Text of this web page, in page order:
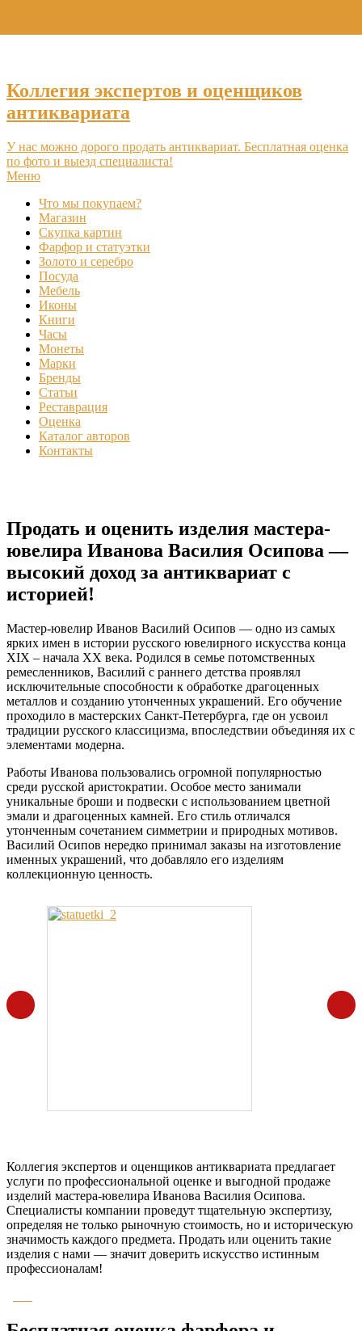
Коллегия экспертов и оценщиков
антиквариата
У нас можно дорого продать антиквариат. Бесплатная оценка
по фото и выезд специалиста!
Меню
Что мы покупаем?
Магазин
Скупка картин
Фарфор и статуэтки
Золото и серебро
Посуда
Мебель
Иконы
Книги
Часы
Монеты
Марки
Бренды
Статьи
Реставрация
Оценка
Каталог авторов
Контакты
Продать и оценить изделия мастера-
ювелира Иванова Василия Осипова —
высокий доход за антиквариат с
историей!
Мастер-ювелир Иванов Василий Осипов — одно из самых
ярких имен в истории русского ювелирного искусства конца
XIX – начала XX века. Родился в семье потомственных
ремесленников, Василий с раннего детства проявлял
исключительные способности к обработке драгоценных
металлов и созданию утонченных украшений. Его обучение
проходило в мастерских Санкт-Петербурга, где он усвоил
традиции русского классицизма, впоследствии объединяя их с
элементами модерна.
Работы Иванова пользовались огромной популярностью
среди русской аристократии. Особое место занимали
уникальные броши и подвески с использованием цветной
эмали и драгоценных камней. Его стиль отличался
утонченным сочетанием симметрии и природных мотивов.
Василий Осипов нередко принимал заказы на изготовление
именных украшений, что добавляло его изделиям
коллекционную ценность.
Коллегия экспертов и оценщиков антиквариата предлагает
услуги по профессиональной оценке и выгодной продаже
изделий мастера-ювелира Иванова Василия Осипова.
Специалисты компании проведут тщательную экспертизу,
определяя не только рыночную стоимость, но и историческую
значимость каждого предмета. Продать или оценить такие
изделия с нами — значит доверить искусство истинным
профессионалам!